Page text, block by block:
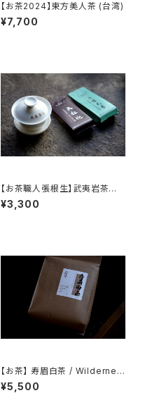
【お茶2024】東方美人茶 (台湾)
¥7,700
【お茶職人張根生】武夷岩茶用
標準蓋碗と大紅袍・武夷肉桂の
セット
¥3,300
【お茶】 寿眉白茶 / Wildernes
s White Tea
¥5,500